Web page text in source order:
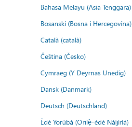
Bahasa Melayu (Asia Tenggara)
Bosanski (Bosna i Hercegovina)
Català (català)
Čeština (Česko)
Cymraeg (Y Deyrnas Unedig)
Dansk (Danmark)
Deutsch (Deutschland)
Èdè Yorùbá (Orilẹ̀-èdè Nàìjíríà)